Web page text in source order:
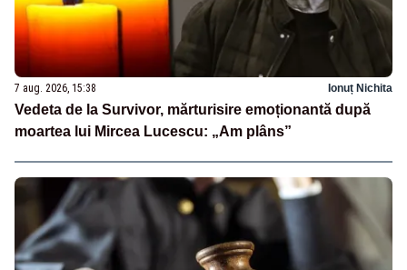
7 aug. 2026, 15:38 Ionuț Nichita
Vedeta de la Survivor, mărturisire emoționantă după
moartea lui Mircea Lucescu: „Am plâns”